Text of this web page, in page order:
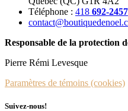
Téléphone : 418 692-2457
Responsable de la protection
Pierre Rémi Levesque
Paramètres de témoins (cookies)
Suivez-nous!